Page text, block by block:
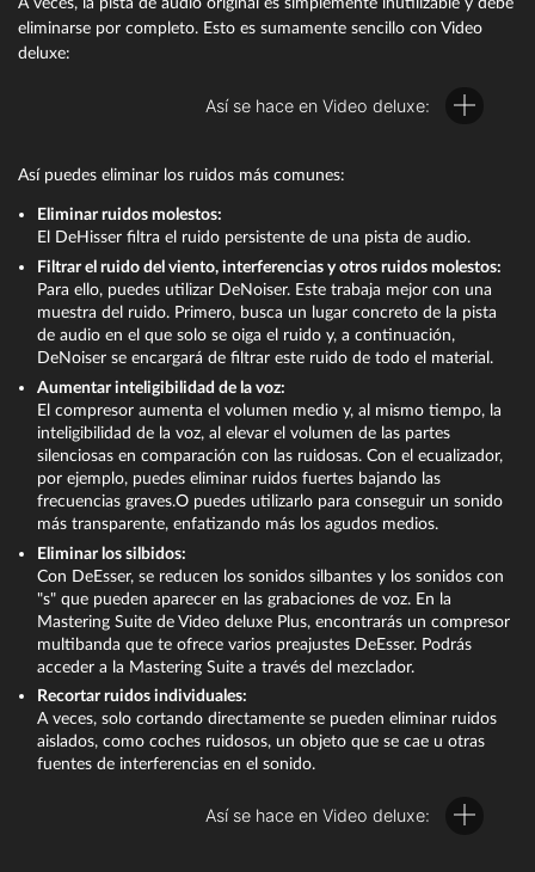
Si quieres combinar varias pistas de audio, mueve en primer
lugar todas las pistas y objetos de audio a sus propias pistas.
Mantén pulsada la tecla Shift para fijar la posición horizontal
Durante la reproducción, sigue la visualización del medidor
de "efectos". Con ellos, podrás acceder a todos los efectos
relacionados con la pista, como, por ejemplo, un compresor
y un ecualizador.
Con el botón "Masterización" en la zona derecha se abre la
página de efectos para el sonido general. Ahí encontrarás un
limitador para evitar sobremodulaciones. El limitador analiza
los picos de señal y reduce sistemáticamente a 0 dB todos
los sonidos que estén por encima y que, por tanto,
provocarían distorsiones. Con el compresor profesional
multibanda "MultiMax", el espectro de frecuencias se divide
en tres rangos. Con él, por ejemplo, puedes dejar todos los
tonos graves sin comprimir y ayudar a que una voz
femenina aguda gane más volumen y presencia mediante
una compresión específica.
Los efectos del mezclador de audio ofrecen muchas
posibilidades de optimización del volumen y del sonido y son
una característica excepcional de Video deluxe.
eliminarse por completo. Esto es sumamente sencillo con Video
deluxe:
Así se hace en Video deluxe:
Eliminar u optimizar el audio de vídeos
Haz clic con el botón derecho del ratón en el vídeo que está
en la pista y selecciona una de las dos alternativas posibles
en el menú contextual:
Funciones de audio > Silenciar objeto de audio:Con esta
opción, silencias la pista de audio, pero puedes reactivarla en
cualquier momento si cambias de opinión.
Funciones de audio > Eliminar objeto de audio:Con esta
opción, se elimina el sonido por completo.
En otros casos, no debe eliminarse toda la pista de audio, sino
solo algunos ruidos molestos, como silbidos, chasquidos o
crujidos. Para ello, puedes utilizar los efectos de audio de Video
deluxe.
Así puedes eliminar los ruidos más comunes:
Eliminar ruidos molestos:
El DeHisser filtra el ruido persistente de una pista de audio.
Filtrar el ruido del viento, interferencias y otros ruidos molestos:
Para ello, puedes utilizar DeNoiser. Este trabaja mejor con una
muestra del ruido. Primero, busca un lugar concreto de la pista
de audio en el que solo se oiga el ruido y, a continuación,
DeNoiser se encargará de filtrar este ruido de todo el material.
Aumentar inteligibilidad de la voz:
El compresor aumenta el volumen medio y, al mismo tiempo, la
inteligibilidad de la voz, al elevar el volumen de las partes
silenciosas en comparación con las ruidosas. Con el ecualizador,
por ejemplo, puedes eliminar ruidos fuertes bajando las
frecuencias graves.O puedes utilizarlo para conseguir un sonido
más transparente, enfatizando más los agudos medios.
Eliminar los silbidos:
Con DeEsser, se reducen los sonidos silbantes y los sonidos con
"s" que pueden aparecer en las grabaciones de voz. En la
Mastering Suite de Video deluxe Plus, encontrarás un compresor
multibanda que te ofrece varios preajustes DeEsser. Podrás
acceder a la Mastering Suite a través del mezclador.
Recortar ruidos individuales:
A veces, solo cortando directamente se pueden eliminar ruidos
aislados, como coches ruidosos, un objeto que se cae u otras
fuentes de interferencias en el sonido.
Así se hace en Video deluxe: